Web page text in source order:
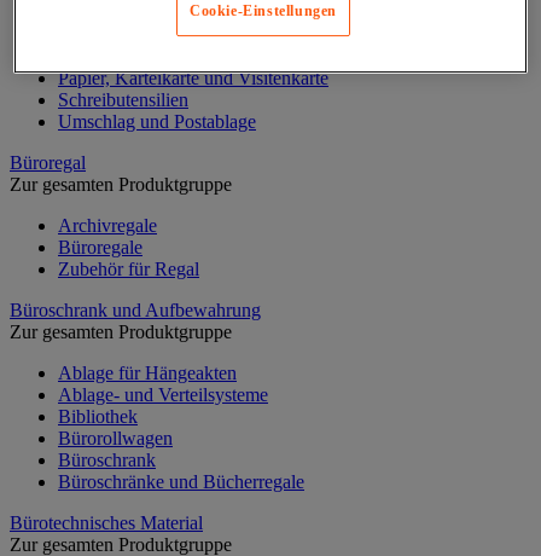
Heft, Block und Post-it®
Kalender und Schreibunterlage
Papier, Karteikarte und Visitenkarte
Schreibutensilien
Umschlag und Postablage
Büroregal
Zur gesamten Produktgruppe
Archivregale
Büroregale
Zubehör für Regal
Büroschrank und Aufbewahrung
Zur gesamten Produktgruppe
Ablage für Hängeakten
Ablage- und Verteilsysteme
Bibliothek
Bürorollwagen
Büroschrank
Büroschränke und Bücherregale
Bürotechnisches Material
Zur gesamten Produktgruppe
Cookie-Einstellungen